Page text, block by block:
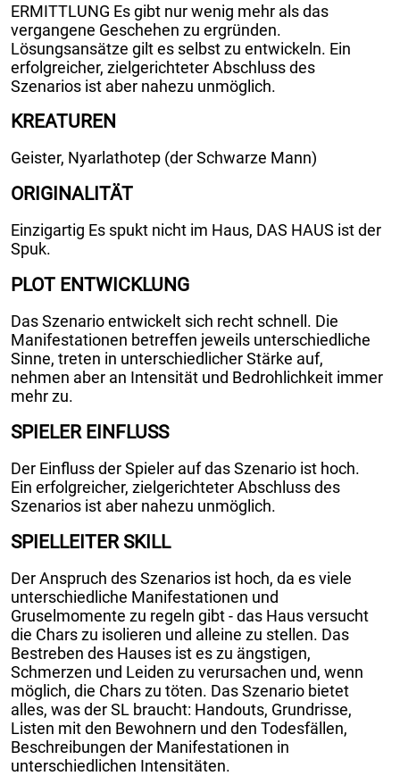
ERMITTLUNG Es gibt nur wenig mehr als das
vergangene Geschehen zu ergründen.
Lösungsansätze gilt es selbst zu entwickeln. Ein
erfolgreicher, zielgerichteter Abschluss des
Szenarios ist aber nahezu unmöglich.
KREATUREN
Geister, Nyarlathotep (der Schwarze Mann)
ORIGINALITÄT
Einzigartig Es spukt nicht im Haus, DAS HAUS ist der
Spuk.
PLOT ENTWICKLUNG
Das Szenario entwickelt sich recht schnell. Die
Manifestationen betreffen jeweils unterschiedliche
Sinne, treten in unterschiedlicher Stärke auf,
nehmen aber an Intensität und Bedrohlichkeit immer
mehr zu.
SPIELER EINFLUSS
Der Einfluss der Spieler auf das Szenario ist hoch.
Ein erfolgreicher, zielgerichteter Abschluss des
Szenarios ist aber nahezu unmöglich.
SPIELLEITER SKILL
Der Anspruch des Szenarios ist hoch, da es viele
unterschiedliche Manifestationen und
Gruselmomente zu regeln gibt - das Haus versucht
die Chars zu isolieren und alleine zu stellen. Das
Bestreben des Hauses ist es zu ängstigen,
Schmerzen und Leiden zu verursachen und, wenn
möglich, die Chars zu töten. Das Szenario bietet
alles, was der SL braucht: Handouts, Grundrisse,
Listen mit den Bewohnern und den Todesfällen,
Beschreibungen der Manifestationen in
unterschiedlichen Intensitäten.